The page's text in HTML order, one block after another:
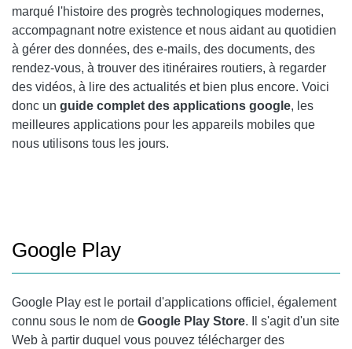
GOOGLE AGENDA
FONDS D'ÉCRAN GOOGLE
GMAIL
GOOGLE CHROME
GOOGLE KEYBOARD
GOOGLE DATALY
GOOGLE CARDBOARD
marqué l'histoire des progrès technologiques modernes,
accompagnant notre existence et nous aidant au quotidien
à gérer des données, des e-mails, des documents, des
rendez-vous, à trouver des itinéraires routiers, à regarder
des vidéos, à lire des actualités et bien plus encore. Voici
donc un guide complet des applications google, les
meilleures applications pour les appareils mobiles que
nous utilisons tous les jours.
Google Play
Google Play est le portail d'applications officiel, également
connu sous le nom de Google Play Store. Il s'agit d'un site
Web à partir duquel vous pouvez télécharger des